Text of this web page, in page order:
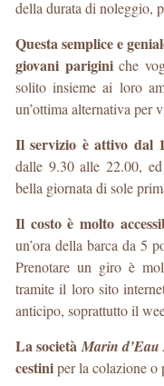
della durata di noleggio,
Questa semplice e
giovani pariginiche
solito insieme ai loro
un’ottima alternativa per
Il servizio è attivo dal
dalle 9.30 alle 22.00,
bella giornata di sole
Il costo è molto
un’ora della barca da 5
Prenotare un giro è
tramite il loro sito
anticipo, soprattutto il
La società Marin d’Eau
cestiniper la colazione o